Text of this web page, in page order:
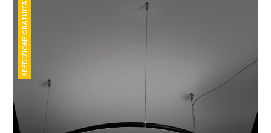
SPEDIZIONE GRATUITA
SPEDIZIONE GRATUITA